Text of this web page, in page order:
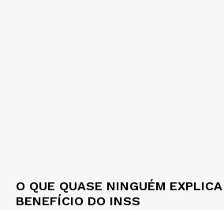
O QUE QUASE NINGUÉM
BENEFÍCIO DO INSS